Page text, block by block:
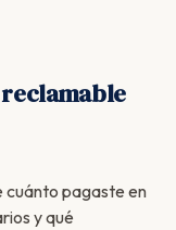
pagaste en
y qué